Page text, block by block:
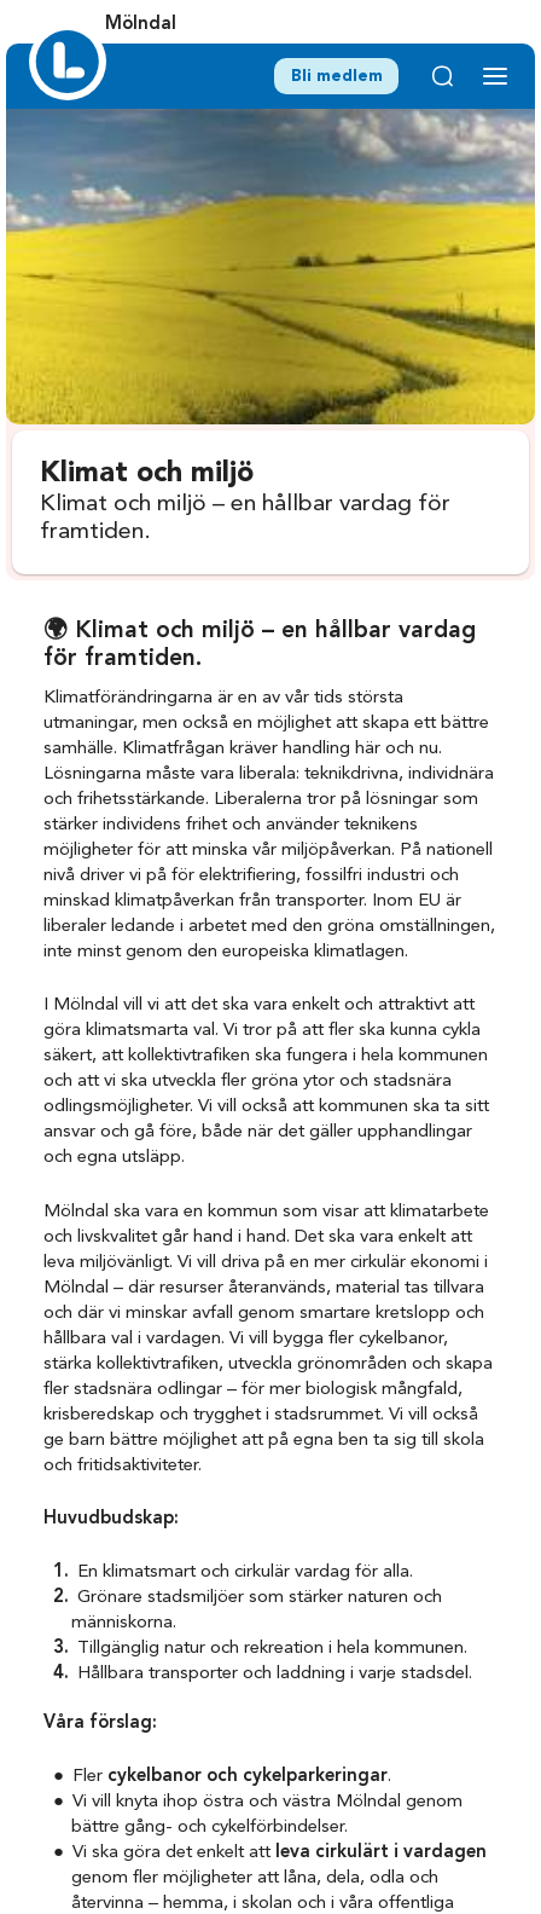
Mölndal
Bli medlem
Klimat och miljö
Klimat och miljö – en hållbar vardag för
framtiden.
🌍 Klimat och miljö – en hållbar vardag
för framtiden.
Klimatförändringarna är en av vår tids största
utmaningar, men också en möjlighet att skapa ett bättre
samhälle. Klimatfrågan kräver handling här och nu.
Lösningarna måste vara liberala: teknikdrivna, individnära
och frihetsstärkande. Liberalerna tror på lösningar som
stärker individens frihet och använder teknikens
möjligheter för att minska vår miljöpåverkan. På nationell
nivå driver vi på för elektrifiering, fossilfri industri och
minskad klimatpåverkan från transporter. Inom EU är
liberaler ledande i arbetet med den gröna omställningen,
inte minst genom den europeiska klimatlagen.
I Mölndal vill vi att det ska vara enkelt och attraktivt att
göra klimatsmarta val. Vi tror på att fler ska kunna cykla
säkert, att kollektivtrafiken ska fungera i hela kommunen
och att vi ska utveckla fler gröna ytor och stadsnära
odlingsmöjligheter. Vi vill också att kommunen ska ta sitt
ansvar och gå före, både när det gäller upphandlingar
och egna utsläpp.
Mölndal ska vara en kommun som visar att klimatarbete
och livskvalitet går hand i hand. Det ska vara enkelt att
leva miljövänligt. Vi vill driva på en mer cirkulär ekonomi i
Mölndal – där resurser återanvänds, material tas tillvara
och där vi minskar avfall genom smartare kretslopp och
hållbara val i vardagen. Vi vill bygga fler cykelbanor,
stärka kollektivtrafiken, utveckla grönområden och skapa
fler stadsnära odlingar – för mer biologisk mångfald,
krisberedskap och trygghet i stadsrummet. Vi vill också
ge barn bättre möjlighet att på egna ben ta sig till skola
och fritidsaktiviteter.
Huvudbudskap:
En klimatsmart och cirkulär vardag för alla.
Grönare stadsmiljöer som stärker naturen och
människorna.
Tillgänglig natur och rekreation i hela kommunen.
Hållbara transporter och laddning i varje stadsdel.
Våra förslag:
Fler cykelbanor och cykelparkeringar.
Vi vill knyta ihop östra och västra Mölndal genom
bättre gång- och cykelförbindelser.
Vi ska göra det enkelt att leva cirkulärt i vardagen
genom fler möjligheter att låna, dela, odla och
återvinna – hemma, i skolan och i våra offentliga